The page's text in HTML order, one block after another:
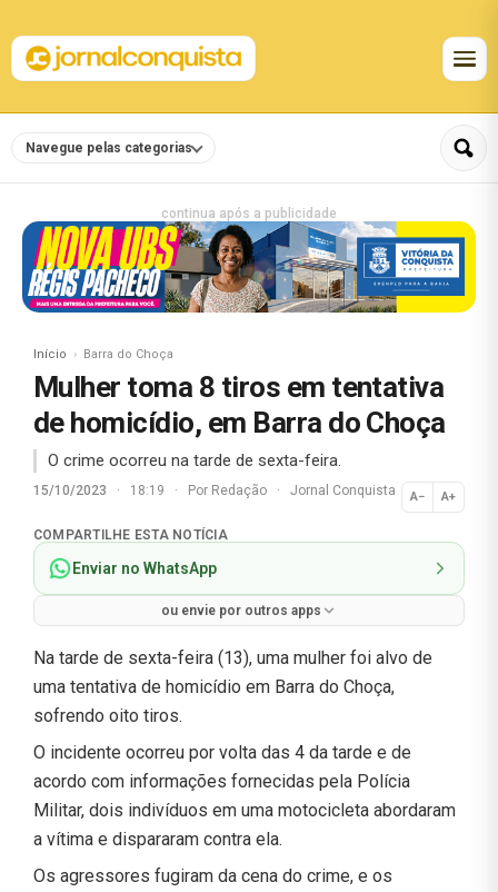
Navegue pelas categorias
continua após a publicidade
Início Barra do Choça
Mulher toma 8 tiros em tentativa
de homicídio, em Barra do Choça
O crime ocorreu na tarde de sexta-feira.
15/10/2023 · 18:19 · Por Redação · Jornal Conquista A− A+
Normal
COMPARTILHE ESTA NOTÍCIA
Enviar no WhatsApp
ou envie por outros apps
Na tarde de sexta-feira (13), uma mulher foi alvo de
uma tentativa de homicídio em Barra do Choça,
sofrendo oito tiros.
O incidente ocorreu por volta das 4 da tarde e de
acordo com informações fornecidas pela Polícia
Militar, dois indivíduos em uma motocicleta abordaram
a vítima e dispararam contra ela.
Os agressores fugiram da cena do crime, e os